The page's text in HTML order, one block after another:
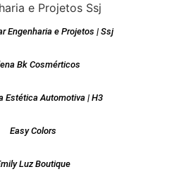
Engenharia e Projetos | Ssj
Bk Cosmérticos
Estética Automotiva | H3
Easy Colors
Luz Boutique